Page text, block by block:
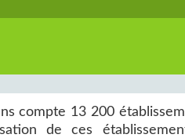
compte 13 200
de ces